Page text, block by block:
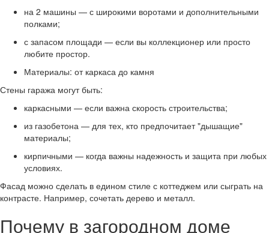
на 2 машины — с широкими воротами и дополнительными
полками;
с запасом площади — если вы коллекционер или просто
любите простор.
Материалы: от каркаса до камня
Стены гаража могут быть:
каркасными — если важна скорость строительства;
из газобетона — для тех, кто предпочитает "дышащие"
материалы;
кирпичными — когда важны надежность и защита при любых
условиях.
Фасад можно сделать в едином стиле с коттеджем или сыграть на
контрасте. Например, сочетать дерево и металл.
Почему в загородном доме